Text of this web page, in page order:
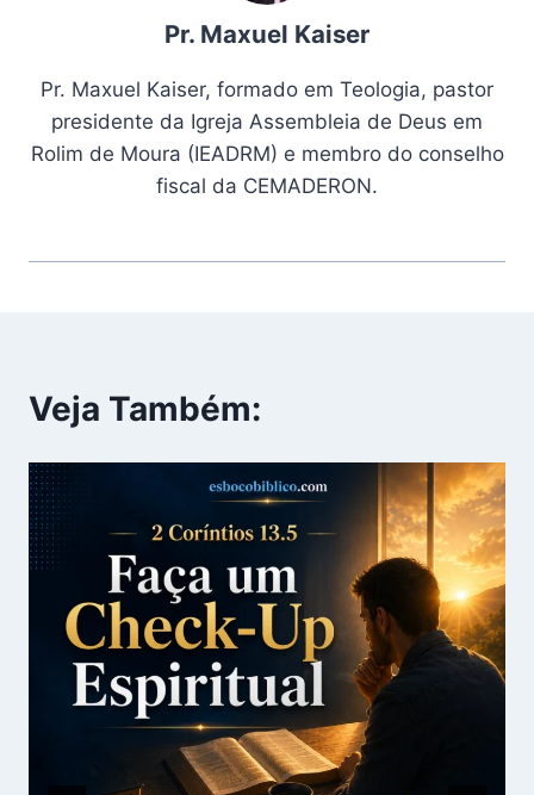
Pr. Maxuel Kaiser
Pr. Maxuel Kaiser, formado em Teologia, pastor
presidente da Igreja Assembleia de Deus em
Rolim de Moura (IEADRM) e membro do conselho
fiscal da CEMADERON.
Veja Também: